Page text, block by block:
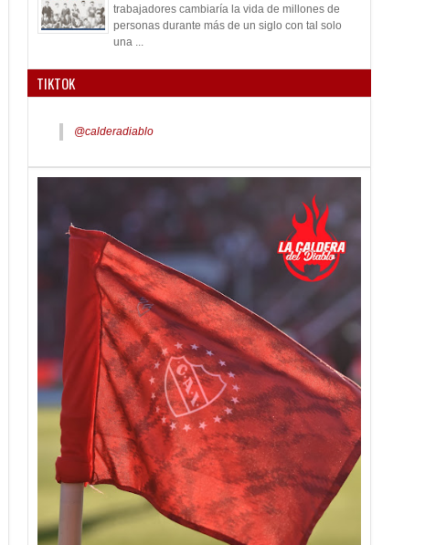
trabajadores cambiaría la vida de millones de
personas durante más de un siglo con tal solo
una ...
TIKTOK
@calderadiablo